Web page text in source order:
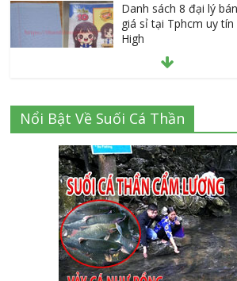
Danh sách 8 đại lý
giá sỉ tại Tphcm uy
High
July 16, 2026
Cập nhật mới nhất: Vở
giá bao nhiêu tại 3 đại
Tphcm hiện nay?
July 9, 2026
Thành Long – Số 1 về
kính Quận 1 Tphcm
June 30, 2026
Nổi Bật Về Suối Cá Thần